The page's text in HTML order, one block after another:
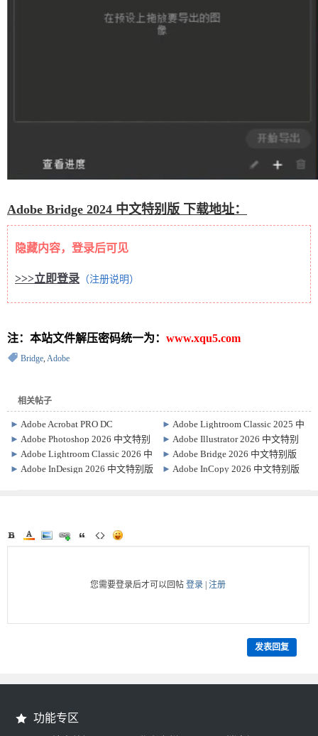
Adobe Bridge 2024 中文特别版 下载地址：
隐藏内容，登录后可见
>>>立即登录 （注册说明）
注：本站文件解压密码统一为： www.xqu5.com
Bridge, Adobe
相关帖子
► Adobe Acrobat PRO DC
2026.001.21779 中文特别版
► Adobe Lightroom Classic 2025 中
文特别版 v15.0
► Adobe Photoshop 2026 中文特别
版 / 绿色精简版 v27.6.0.11
► Adobe Illustrator 2026 中文特别
版 30.5.1.3
► Adobe Lightroom Classic 2026 中
文特别版 15.3.1.1
► Adobe Bridge 2026 中文特别版
16.0.6.9.000
► Adobe InDesign 2026 中文特别版
► Adobe InCopy 2026 中文特别版
您需要登录后才可以回帖登录 |注册
发表回复
功能专区